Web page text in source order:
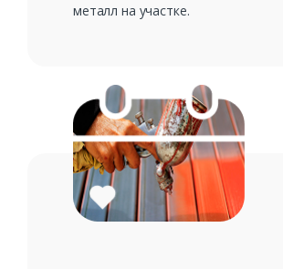
Комментарий к заказу
металл на участке.